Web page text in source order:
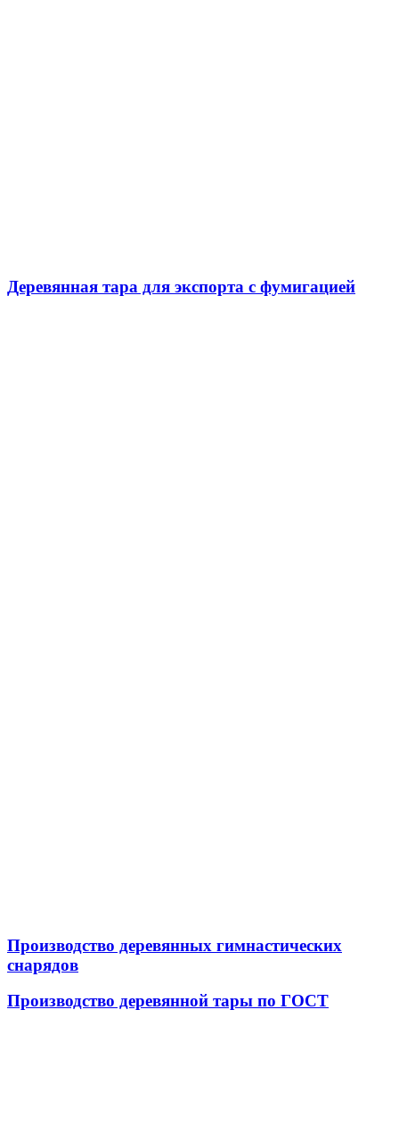
Деревянная тара для экспорта с фумигацией
Производство деревянных гимнастических
снарядов
Производство деревянной тары по ГОСТ